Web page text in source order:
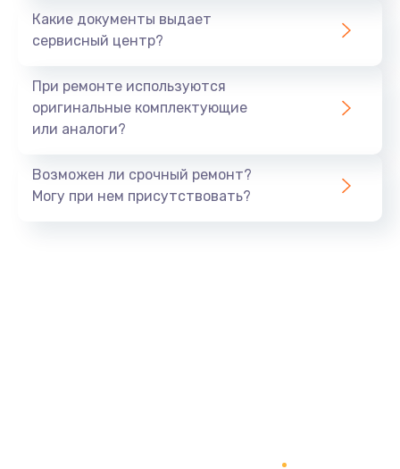
Какие документы выдает
сервисный центр?
При ремонте используются
оригинальные комплектующие
или аналоги?
Возможен ли срочный ремонт?
Могу при нем присутствовать?